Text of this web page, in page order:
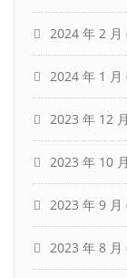
2024 年 2 月
2024 年 1 月
2023 年 12 月
2023 年 10 月
2023 年 9 月
2023 年 8 月